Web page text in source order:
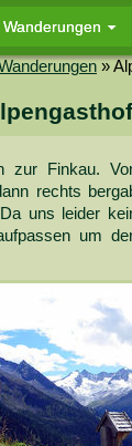
Wanderungen
»
zur Finkau.
rechts
uns leider
um